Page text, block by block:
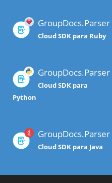
GroupDocs.Parser
Cloud SDK para Ruby
GroupDocs.Parser
Cloud SDK para
Python
GroupDocs.Parser
Cloud SDK para Java